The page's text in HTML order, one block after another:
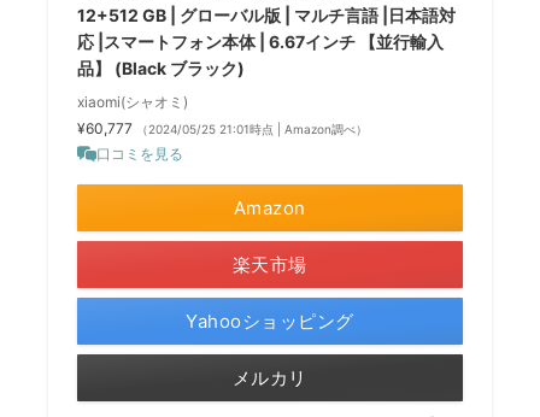
12+512 GB | グローバル版 | マルチ言語 |日本語対
応 |スマートフォン本体 | 6.67インチ 【並行輸入
品】 (Black ブラック)
xiaomi(シャオミ)
¥60,777
（2024/05/25 21:01時点 | Amazon調べ）
口コミを見る
Amazon
楽天市場
Yahooショッピング
メルカリ